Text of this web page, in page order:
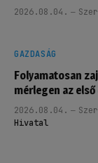
2026.08.04.
GAZDASÁG
Folyamatosan
mérlegen az
2026.08.04.
Hivatal